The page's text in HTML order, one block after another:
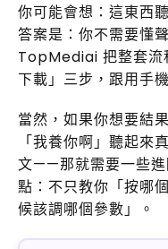
你可能會想：這東西
答案是：你不需要懂
TopMediai 把整套
下載」三步，跟用手
當然，如果你想要結
「我養你啊」聽起來
文——那就需要一些進
點：不只教你「按哪
候該調哪個參數」。